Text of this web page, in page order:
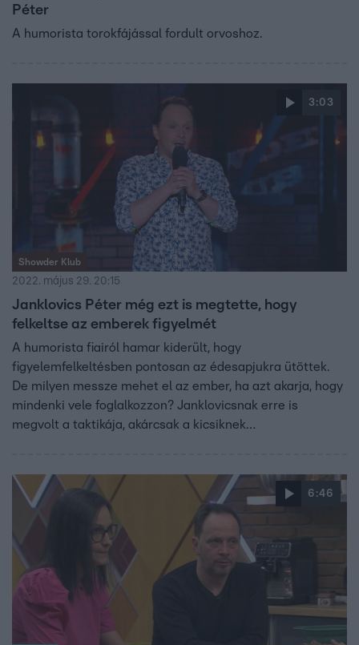
Péter
A humorista torokfájással fordult orvoshoz.
3:03
Showder Klub
2022. május 29. 20:15
Janklovics Péter még ezt is megtette, hogy
felkeltse az emberek figyelmét
A humorista fiairól hamar kiderült, hogy
figyelemfelkeltésben pontosan az édesapjukra ütöttek.
De milyen messze mehet el az ember, ha azt akarja, hogy
mindenki vele foglalkozzon? Janklovicsnak erre is
megvolt a taktikája, akárcsak a kicsiknek…
6:46